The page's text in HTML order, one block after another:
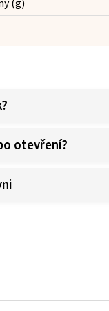
(g)
otevření?